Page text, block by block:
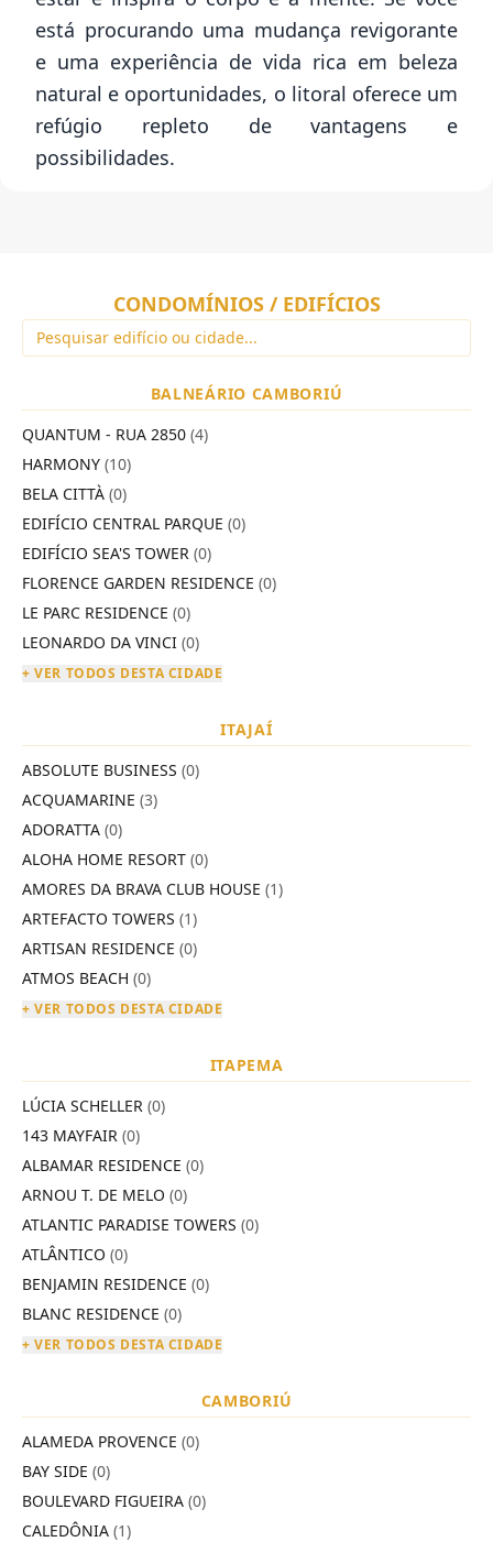
está procurando uma mudança revigorante
e uma experiência de vida rica em beleza
natural e oportunidades, o litoral oferece um
refúgio repleto de vantagens e
possibilidades.
CONDOMÍNIOS / EDIFÍCIOS
BALNEÁRIO CAMBORIÚ
QUANTUM - RUA 2850 (4)
HARMONY (10)
BELA CITTÀ (0)
EDIFÍCIO CENTRAL PARQUE (0)
EDIFÍCIO SEA'S TOWER (0)
FLORENCE GARDEN RESIDENCE (0)
LE PARC RESIDENCE (0)
LEONARDO DA VINCI (0)
+ VER TODOS DESTA CIDADE
ITAJAÍ
ABSOLUTE BUSINESS (0)
ACQUAMARINE (3)
ADORATTA (0)
ALOHA HOME RESORT (0)
AMORES DA BRAVA CLUB HOUSE (1)
ARTEFACTO TOWERS (1)
ARTISAN RESIDENCE (0)
ATMOS BEACH (0)
+ VER TODOS DESTA CIDADE
ITAPEMA
LÚCIA SCHELLER (0)
143 MAYFAIR (0)
ALBAMAR RESIDENCE (0)
ARNOU T. DE MELO (0)
ATLANTIC PARADISE TOWERS (0)
ATLÂNTICO (0)
BENJAMIN RESIDENCE (0)
BLANC RESIDENCE (0)
+ VER TODOS DESTA CIDADE
CAMBORIÚ
ALAMEDA PROVENCE (0)
BAY SIDE (0)
BOULEVARD FIGUEIRA (0)
CALEDÔNIA (1)